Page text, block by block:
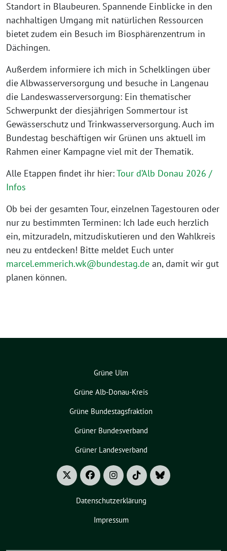
Standort in Blaubeuren. Spannende Einblicke in den
nachhaltigen Umgang mit natürlichen Ressourcen
bietet zudem ein Besuch im Biosphärenzentrum in
Dächingen.
Außerdem informiere ich mich in Schelklingen über
die Albwasserversorgung und besuche in Langenau
die Landeswasserversorgung: Ein thematischer
Schwerpunkt der diesjährigen Sommertour ist
Gewässerschutz und Trinkwasserversorgung. Auch im
Bundestag beschäftigen wir Grünen uns aktuell im
Rahmen einer Kampagne viel mit der Thematik.
Alle Etappen findet ihr hier:Tour d’Alb Donau 2026 /
Infos
Ob bei der gesamten Tour, einzelnen Tagestouren oder
nur zu bestimmten Terminen: Ich lade euch herzlich
ein, mitzuradeln, mitzudiskutieren und den Wahlkreis
neu zu entdecken! Bitte meldet Euch unter
marcel.emmerich.wk@bundestag.de an, damit wir gut
planen können.
Grüne Ulm
Grüne Alb-Donau-Kreis
Grüne Bundestagsfraktion
Grüner Bundesverband
Grüner Landesverband
Datenschutzerklärung
Impressum